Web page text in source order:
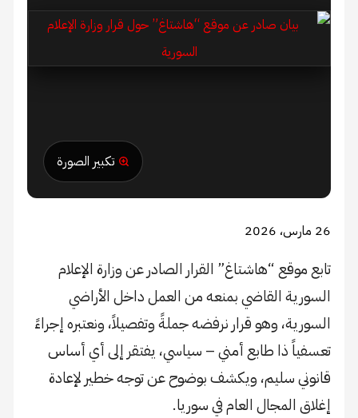
تكبير الصورة
26 مارس، 2026
تابع موقع “هاشتاغ” القرار الصادر عن وزارة الإعلام
السورية القاضي بمنعه من العمل داخل الأراضي
السورية، وهو قرار نرفضه جملةً وتفصيلاً، ونعتبره إجراءً
تعسفياً ذا طابع أمني – سياسي، يفتقر إلى أي أساس
قانوني سليم، ويكشف بوضوح عن توجه خطير لإعادة
إغلاق المجال العام في سوريا.